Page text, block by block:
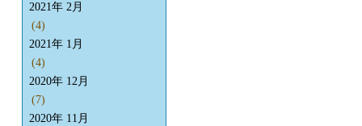
2021年 2月
(4)
2021年 1月
(4)
2020年 12月
(7)
2020年 11月